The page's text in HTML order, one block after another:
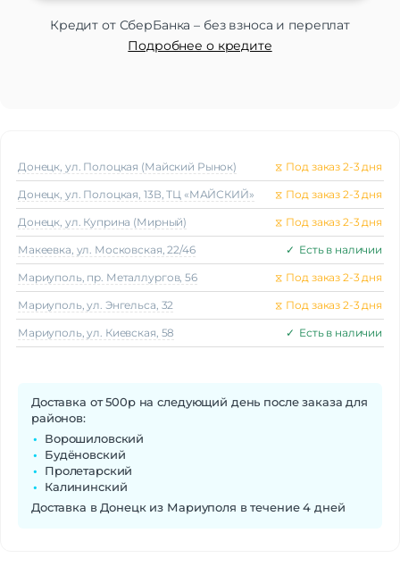
Кредит от СберБанка – без взноса и переплат
Подробнее о кредите
Донецк, ул. Полоцкая (Майский Рынок) ⧖ Под заказ 2-3 дня
Донецк, ул. Полоцкая, 13В, ТЦ «МАЙСКИЙ» ⧖ Под заказ 2-3 дня
Донецк, ул. Куприна (Мирный) ⧖ Под заказ 2-3 дня
Макеeвка, ул. Московская, 22/46 ✓ Есть в наличии
Мариуполь, пр. Металлургов, 56 ⧖ Под заказ 2-3 дня
Мариуполь, ул. Энгельса, 32 ⧖ Под заказ 2-3 дня
Мариуполь, ул. Киевская, 58 ✓ Есть в наличии
Доставка от 500р на следующий день после заказа для
районов:
Ворошиловский
Будёновский
Пролетарский
Калининский
Доставка в Донецк из Мариуполя в течение 4 дней